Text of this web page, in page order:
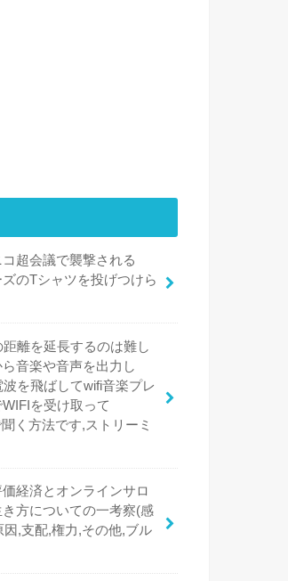
コ超会議で襲撃される
のTシャツを投げつけら
離を延長するのは難し
音楽や音声を出力し
を飛ばしてwifi音楽プレ
を受け取って
く方法です,ストリーミ
経済とオンラインサロ
方についての一考察(感
,支配,権力,その他,ブル